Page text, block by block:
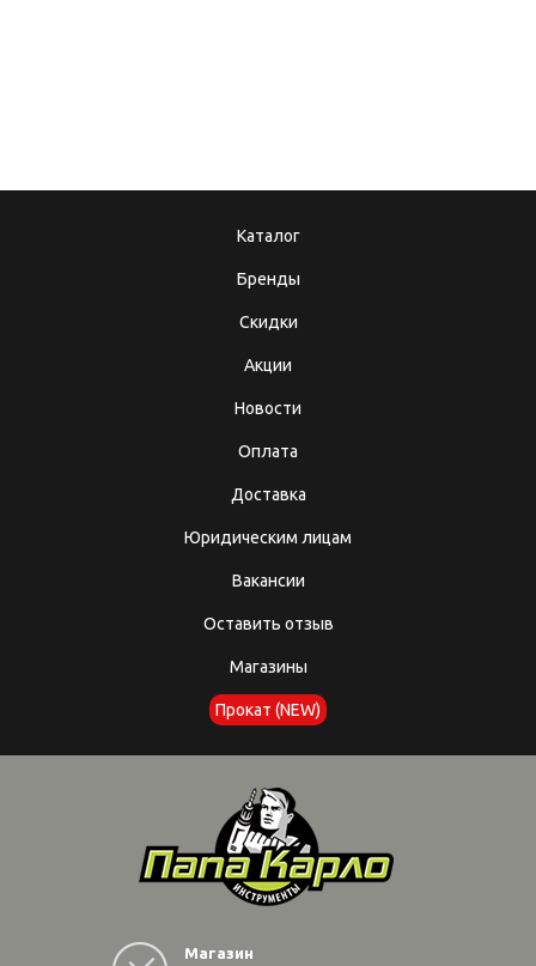
Каталог
Бренды
Скидки
Акции
Новости
Оплата
Доставка
Юридическим лицам
Вакансии
Оставить отзыв
Магазины
Прокат (NEW)
Магазин